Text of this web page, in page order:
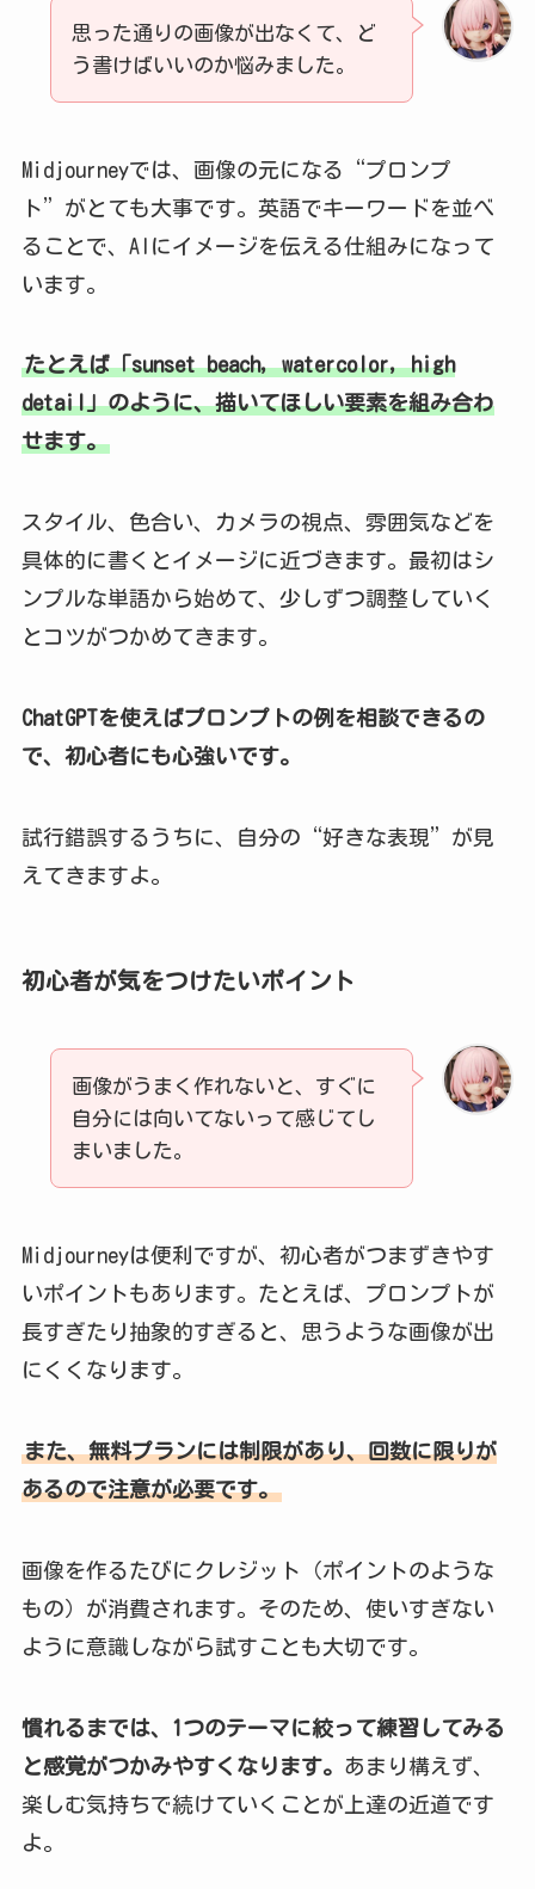
思った通りの画像が出なくて、ど
う書けばいいのか悩みました。
Midjourneyでは、画像の元になる“プロンプ
ト”がとても大事です。英語でキーワードを並べ
ることで、AIにイメージを伝える仕組みになって
います。
たとえば「sunset beach, watercolor, high
detail」のように、描いてほしい要素を組み合わ
せます。
スタイル、色合い、カメラの視点、雰囲気などを
具体的に書くとイメージに近づきます。最初はシ
ンプルな単語から始めて、少しずつ調整していく
とコツがつかめてきます。
ChatGPTを使えばプロンプトの例を相談できるの
で、初心者にも心強いです。
試行錯誤するうちに、自分の“好きな表現”が見
えてきますよ。
初心者が気をつけたいポイント
画像がうまく作れないと、すぐに
自分には向いてないって感じてし
まいました。
Midjourneyは便利ですが、初心者がつまずきやす
いポイントもあります。たとえば、プロンプトが
長すぎたり抽象的すぎると、思うような画像が出
にくくなります。
また、無料プランには制限があり、回数に限りが
あるので注意が必要です。
画像を作るたびにクレジット（ポイントのような
もの）が消費されます。そのため、使いすぎない
ように意識しながら試すことも大切です。
慣れるまでは、1つのテーマに絞って練習してみる
と感覚がつかみやすくなります。 あまり構えず、
楽しむ気持ちで続けていくことが上達の近道です
よ。